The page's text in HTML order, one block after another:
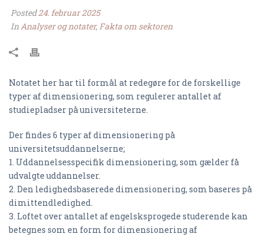
Posted24. februar 2025
InAnalyser og notater,Fakta om sektoren
Notatet her har til formål at redegøre for de forskellige
typer af dimensionering, som regulerer antallet af
studiepladser på universiteterne.
Der findes 6 typer af dimensionering på
universitetsuddannelserne;
1. Uddannelsesspecifik dimensionering, som gælder få
udvalgte uddannelser.
2. Den ledighedsbaserede dimensionering, som baseres på
dimittendledighed.
3. Loftet over antallet af engelsksprogede studerende kan
betegnes som en form for dimensionering af